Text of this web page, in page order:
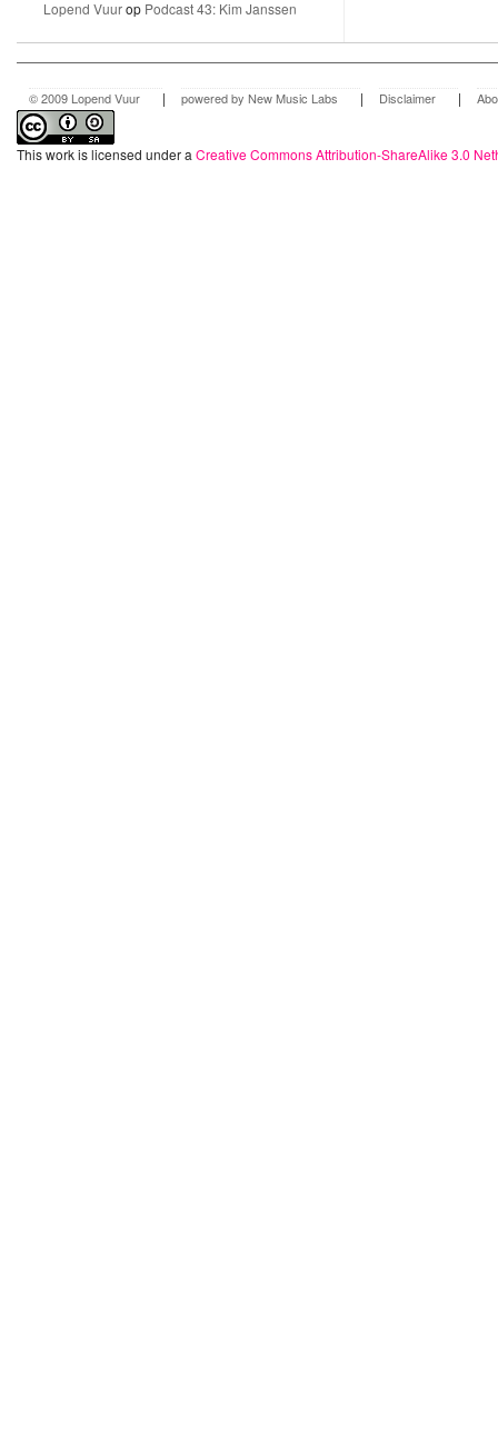
Lopend Vuurop Podcast 43: Kim Janssen
© 2009 Lopend Vuur | powered by New Music Labs | Disclaimer |
This work is licensed under a Creative Commons Attribution-ShareAlike 3.0